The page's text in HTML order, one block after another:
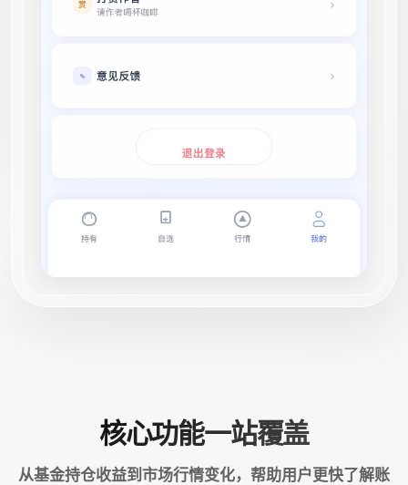
核心功能一站覆盖
从基金持仓收益到市场行情变化，帮助用户更快了解账